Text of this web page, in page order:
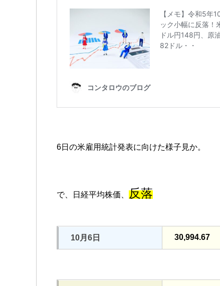
6日の米雇用統計発表に向けた様子見か。
で、日経平均株価、 反落
10月6日 30,994.67